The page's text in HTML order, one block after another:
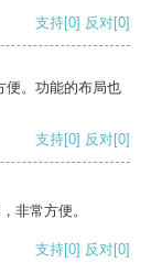
支持[0] 反对[0]
便。功能的布局也
支持[0] 反对[0]
非常方便。
支持[0] 反对[0]